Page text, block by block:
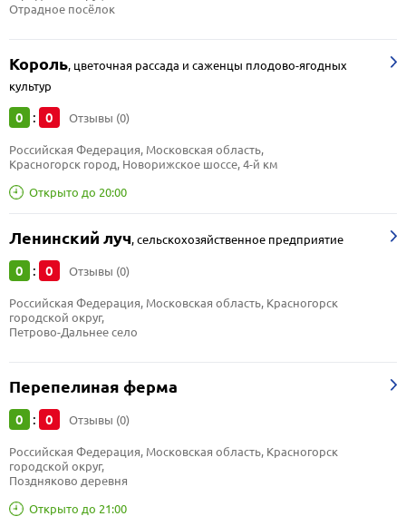
Отрадное посёлок
Король, цветочная рассада и саженцы плодово-ягодных
культур
0 : 0 Отзывы (0)
Открыто до 20:00
Российская Федерация, Московская область,
Красногорск город, Новорижское шоссе, 4-й км
Ленинский луч,сельскохозяйственное предприятие
0 : 0 Отзывы (0)
Российская Федерация, Московская область, Красногорск
городской округ,
Петрово-Дальнее село
Перепелиная ферма
0 : 0 Отзывы (0)
Открыто до 21:00
Российская Федерация, Московская область, Красногорск
городской округ,
Поздняково деревня